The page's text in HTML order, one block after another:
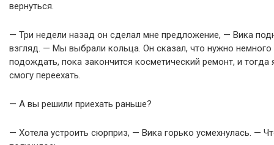
вернуться.
— Три недели назад он сделал мне предложение, — Вика
взгляд. — Мы выбрали кольца. Он сказал, что нужно немного
подождать, пока закончится косметический ремонт, и тогда
смогу переехать.
— А вы решили приехать раньше?
— Хотела устроить сюрприз, — Вика горько усмехнулась. —